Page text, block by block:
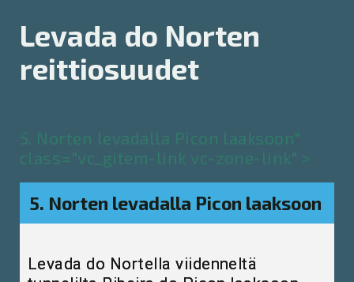
Levada do Norten
reittiosuudet
5. Norten levadalla Picon laaksoon"
class="vc_gitem-link vc-zone-link" >
5. Norten levadalla Picon laaksoon
Levada do Nortella viidenneltä